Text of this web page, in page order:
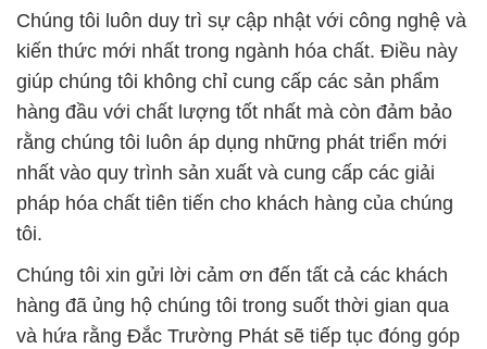
Chúng tôi luôn duy trì sự cập nhật với công nghệ và
kiến thức mới nhất trong ngành hóa chất. Điều này
giúp chúng tôi không chỉ cung cấp các sản phẩm
hàng đầu với chất lượng tốt nhất mà còn đảm bảo
rằng chúng tôi luôn áp dụng những phát triển mới
nhất vào quy trình sản xuất và cung cấp các giải
pháp hóa chất tiên tiến cho khách hàng của chúng
tôi.
Chúng tôi xin gửi lời cảm ơn đến tất cả các khách
hàng đã ủng hộ chúng tôi trong suốt thời gian qua
và hứa rằng Đắc Trường Phát sẽ tiếp tục đóng góp